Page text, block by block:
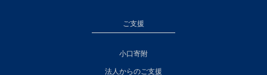
ご支援
小口寄附
法人からのご支援